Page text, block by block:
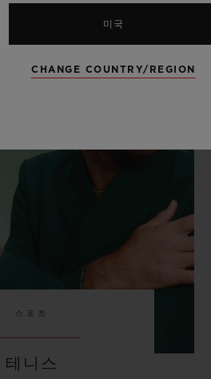
스포츠
테니스
미국
CHANGE COUNTRY/REGION